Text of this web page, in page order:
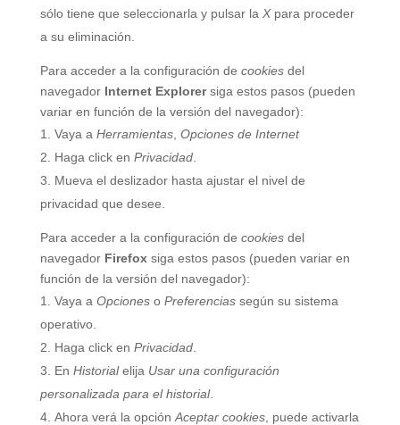
sólo tiene que seleccionarla y pulsar la Xpara proceder
a su eliminación.
Para acceder a la configuración de cookiesdel
navegador Internet Explorersiga estos pasos (pueden
variar en función de la versión del navegador):
Vaya a Herramientas, Opciones de Internet
Haga click en Privacidad.
Mueva el deslizador hasta ajustar el nivel de
privacidad que desee.
Para acceder a la configuración de cookiesdel
navegador Firefoxsiga estos pasos (pueden variar en
función de la versión del navegador):
Vaya a Opcioneso Preferenciassegún su sistema
operativo.
Haga click en Privacidad.
En Historialelija Usar una configuración
personalizada para el historial.
Ahora verá la opción Aceptar cookies, puede activarla